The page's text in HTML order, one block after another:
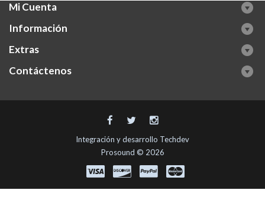
Mi Cuenta
Información
Extras
Contáctenos
Integración y desarrollo Techdev
Prosound © 2026